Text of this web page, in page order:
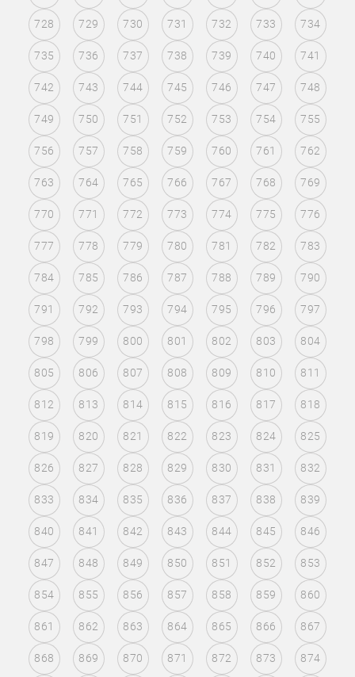
728 729 730 731 732 733 734
735 736 737 738 739 740 741
742 743 744 745 746 747 748
749 750 751 752 753 754 755
756 757 758 759 760 761 762
763 764 765 766 767 768 769
770 771 772 773 774 775 776
777 778 779 780 781 782 783
784 785 786 787 788 789 790
791 792 793 794 795 796 797
798 799 800 801 802 803 804
805 806 807 808 809 810 811
812 813 814 815 816 817 818
819 820 821 822 823 824 825
826 827 828 829 830 831 832
833 834 835 836 837 838 839
840 841 842 843 844 845 846
847 848 849 850 851 852 853
854 855 856 857 858 859 860
861 862 863 864 865 866 867
868 869 870 871 872 873 874